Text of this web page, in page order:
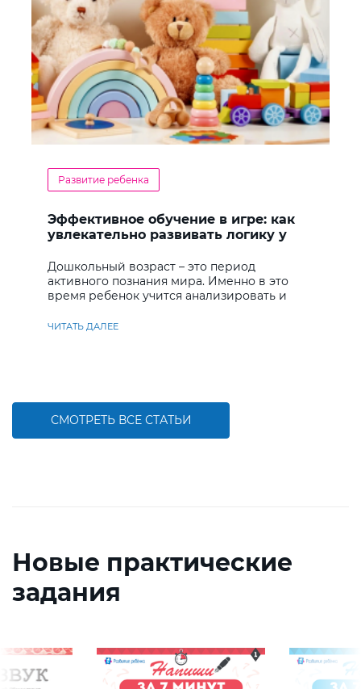
Развитие ребенка
Эффективное обучение в игре: как
увлекательно развивать логику у
Дошкольный возраст – это период
активного познания мира. Именно в это
время ребенок учится анализировать и
ЧИТАТЬ ДАЛЕЕ
СМОТРЕТЬ ВСЕ СТАТЬИ
Новые практические
задания